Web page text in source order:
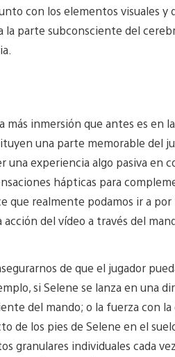
con los elementos visuales y
la parte subconsciente del
inmersión que antes es en
una parte memorable del
una experiencia algo pasiva en
hápticas para
que realmente podamos ir a por
del vídeo a través del
de que el jugador
si Selene se lanza en una
del mando; o la fuerza con la
de los pies de Selene en el
granulares individuales cada